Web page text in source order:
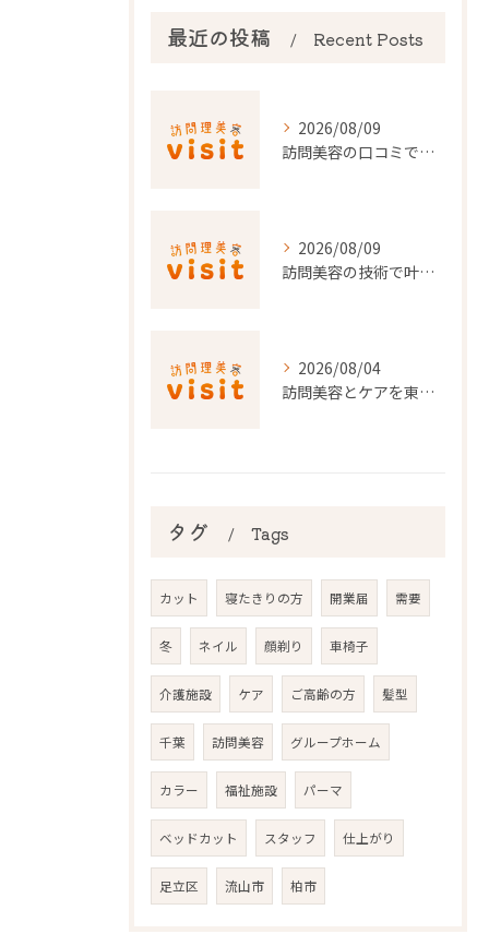
最近の投稿 Recent Posts
2026/08/09
訪問美容の口コミで選ぶ埼玉県の信頼できる美容サービス徹底解説
2026/08/09
訪問美容の技術で叶える快適な暮らし千葉県香取郡神崎町の最新事情
2026/08/04
訪問美容とケアを東京都で安心して利用するための実践ガイド
タグ Tags
カット 寝たきりの方 開業届 需要
冬 ネイル 顔剃り 車椅子
介護施設 ケア ご高齢の方 髪型
千葉 訪問美容 グループホーム
カラー 福祉施設 パーマ
ベッドカット スタッフ 仕上がり
足立区 流山市 柏市